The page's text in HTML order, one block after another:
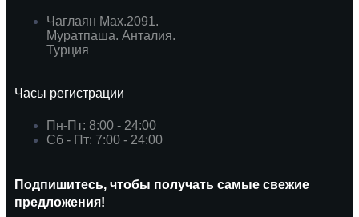
Чаглаян Мах.2091.
Муратпаша. Анталия.
Турция
Часы регистрации
Пн-Пт: 8:00 - 24:00
Сб - Пт: 7:00 - 24:00
Подпишитесь, чтобы получать самые свежие
предложения!